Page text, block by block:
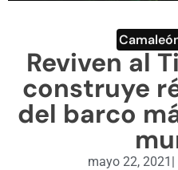
Reviven al
construye
del barco
mayo 22, 2021 |